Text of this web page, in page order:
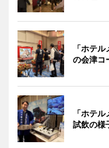
「ホテ
の会津コ
「ホテ
試飲の様